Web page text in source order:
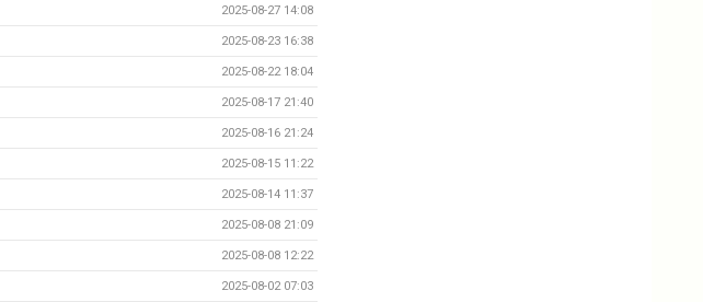
2025-08-27 14:08
2025-08-23 16:38
2025-08-22 18:04
2025-08-17 21:40
2025-08-16 21:24
2025-08-15 11:22
2025-08-14 11:37
2025-08-08 21:09
2025-08-08 12:22
2025-08-02 07:03